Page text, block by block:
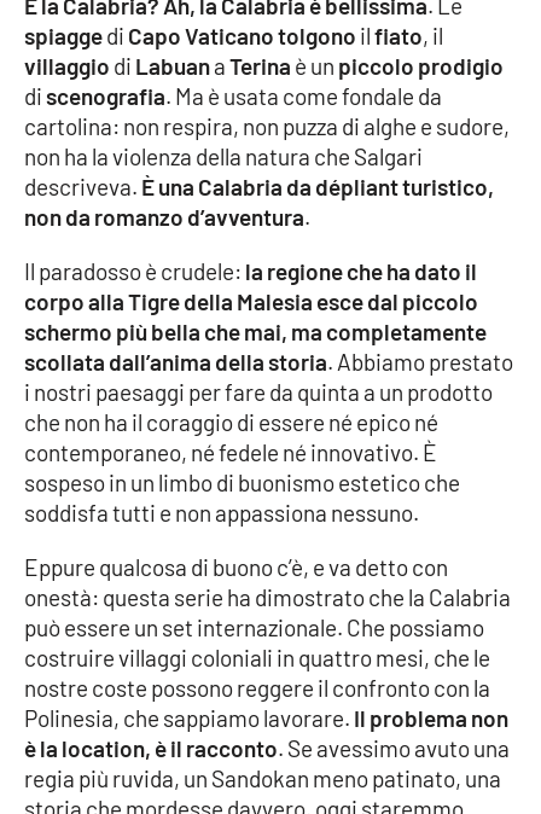
SPECIALI
Buona Sanità Calabria
LA
CALABRIAVISIONE
Destinazioni
Eventi
Food
Storie
LAC
NETWORK
Lactv.it
Laconair.it
Lacitymag.it
Lacapitalenews.it
spiaggedi Capo Vaticanotolgono ilfiato, il
villaggio di LabuanaTerina è un piccolo prodigio
discenografia. Ma è usata come fondale da
cartolina: non respira, non puzza di alghe e sudore,
non ha la violenza della natura che Salgari
descriveva. È una Calabria da dépliant turistico,
non da romanzo d’avventura.
Il paradosso è crudele: la regione che ha dato il
corpo alla Tigre della Malesia esce dal piccolo
schermo più bella che mai, ma completamente
scollata dall’anima della storia. Abbiamo prestato
i nostri paesaggi per fare da quinta a un prodotto
che non ha il coraggio di essere né epico né
contemporaneo, né fedele né innovativo. È
sospeso in un limbo di buonismo estetico che
soddisfa tutti e non appassiona nessuno.
Eppure qualcosa di buono c’è, e va detto con
onestà: questa serie ha dimostrato che la Calabria
può essere un set internazionale. Che possiamo
costruire villaggi coloniali in quattro mesi, che le
nostre coste possono reggere il confronto con la
Polinesia, che sappiamo lavorare. Il problema non
è la location, è il racconto. Se avessimo avuto una
regia più ruvida, un Sandokan meno patinato, una
storia che mordesse davvero, oggi staremmo